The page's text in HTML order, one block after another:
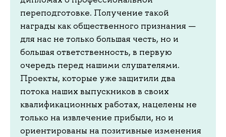
переподготовке. Получение такой
награды как общественного признания —
для нас не только большая честь, но и
большая ответственность, в первую
очередь перед нашими слушателями.
Проекты, которые уже защитили два
потока наших выпускников в своих
квалификационных работах, нацелены не
только на извлечение прибыли, но и
ориентированы на позитивные изменения